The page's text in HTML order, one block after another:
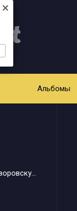
Альбомы
Кто не знает долю воровскую